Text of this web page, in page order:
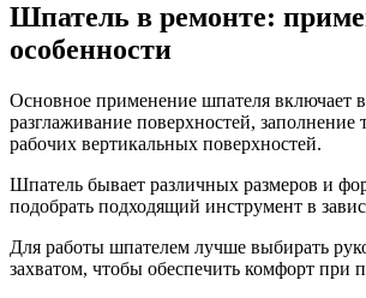
Шпатель в ремонте:
особенности
Основное применение шпателя включает
разглаживание поверхностей,
рабочих вертикальных поверхностей.
Шпатель бывает различных размеров и
подобрать подходящий инструмент в
Для работы шпателем лучше выбирать
захватом, чтобы обеспечить комфорт при